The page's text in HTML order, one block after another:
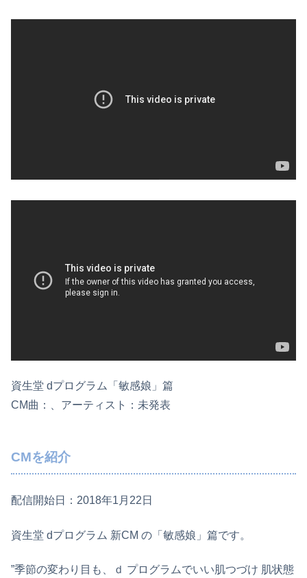
資生堂 dプログラム「敏感娘」篇
CM曲：、アーティスト：未発表
CMを紹介
配信開始日：2018年1月22日
資生堂 dプログラム 新CM の「敏感娘」篇です。
”季節の変わり目も、ｄ プログラムでいい肌つづけ 肌状態